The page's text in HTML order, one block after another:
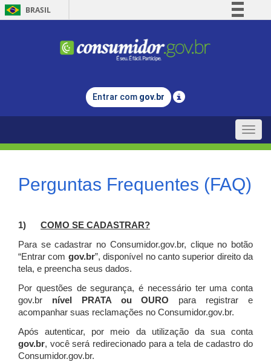
BRASIL
Comunica BR
Legislação
Entrar com gov.br
Toggle
Perguntas Frequentes (FAQ)
1) COMO SE CADASTRAR?
Para se cadastrar no Consumidor.gov.br, clique no botão
“Entrar com gov.br”, disponível no canto superior direito da
tela, e preencha seus dados.
Por questões de segurança, é necessário ter uma conta
gov.br nível PRATA ou OURO para registrar e
acompanhar suas reclamações no Consumidor.gov.br.
Após autenticar, por meio da utilização da sua conta
gov.br, você será redirecionado para a tela de cadastro do
Consumidor.gov.br.